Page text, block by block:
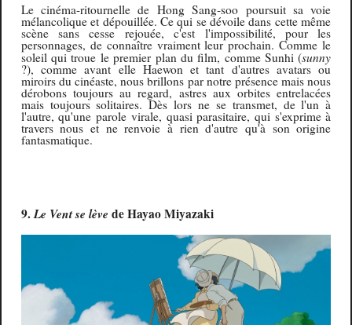
Le cinéma-ritournelle de Hong Sang-soo poursuit sa voie
mélancolique et dépouillée. Ce qui se dévoile dans cette même
scène sans cesse rejouée, c'est l'impossibilité, pour les
personnages, de connaître vraiment leur prochain. Comme le
soleil qui troue le premier plan du film, comme Sunhi (sunny
?), comme avant elle Haewon et tant d'autres avatars ou
miroirs du cinéaste, nous brillons par notre présence mais nous
dérobons toujours au regard, astres aux orbites entrelacées
mais toujours solitaires. Dès lors ne se transmet, de l'un à
l'autre, qu'une parole virale, quasi parasitaire, qui s'exprime à
travers nous et ne renvoie à rien d'autre qu'à son origine
fantasmatique.
9.Le Vent se lève de Hayao Miyazaki